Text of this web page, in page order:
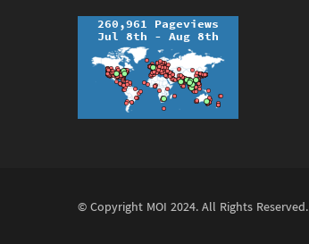
© Copyright MOI 2024. All Rights Reserved.